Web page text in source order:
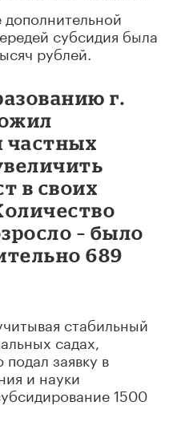
дополнительной
субсидия была
рублей.
г.
частных
в своих
– было
689
стабильный
садах,
заявку в
и науки
1500